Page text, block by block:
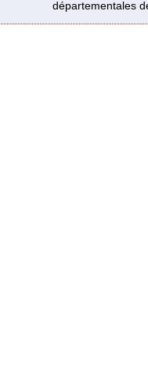
départementales